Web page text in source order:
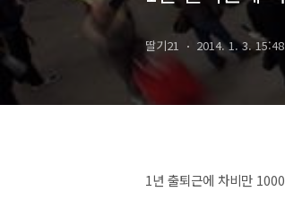
딸기21 2014. 1. 3. 15:48
1년 출퇴근에 차비만